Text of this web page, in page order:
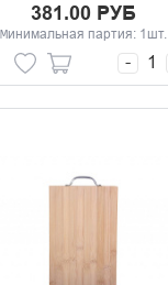
381.00 РУБ
Минимальная партия: 1шт.
-